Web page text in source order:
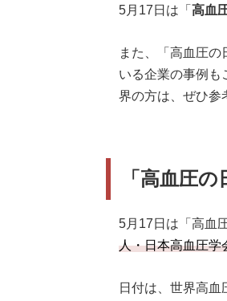
5月17日は「 高血
また、「高血圧
いる企業の事例も
界の方は、ぜひ参
「高血圧
5月17日は「高血
人・日本高血圧学
日付は、世界高